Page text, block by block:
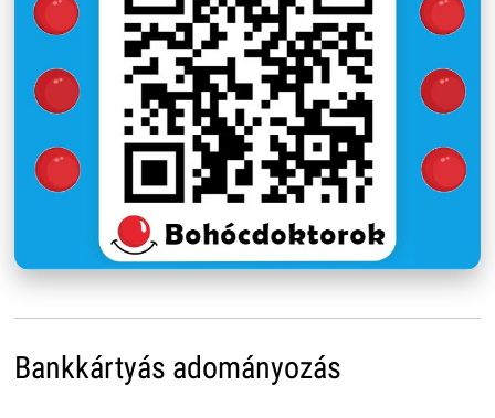
Bankkártyás adományozás